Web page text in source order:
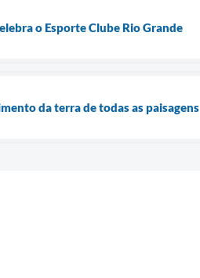
o Esporte Clube Rio Grande
da terra de todas as paisagens